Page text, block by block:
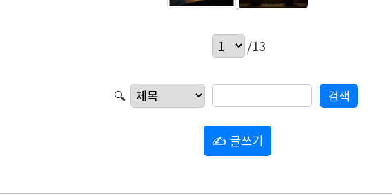
/13
🔍
✍ 글쓰기